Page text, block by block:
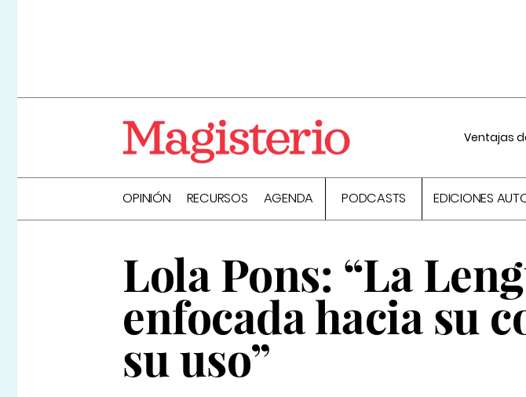
Ventajas
OPINIÓN RECURSOS AGENDA PODCASTS EDICIONES
Lola Pons: “La
enfocada hacia su
su uso”